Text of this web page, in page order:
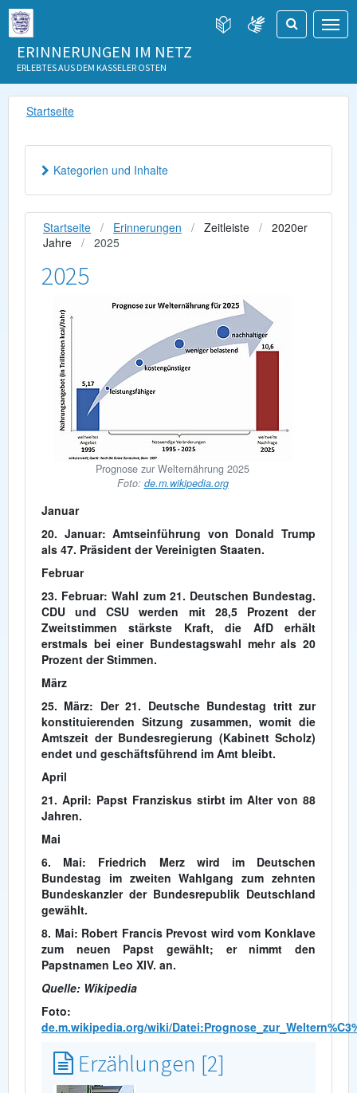
ERINNERUNGEN IM NETZ
ERLEBTES AUS DEM KASSELER OSTEN
Startseite
Startseite Erinnerungen Zeitleiste
2020er
Jahre
2025
2025
Prognose zur Welternährung 2025
Foto: de.m.wikipedia.org
Januar
20. Januar: Amtseinführung von Donald Trump
als 47. Präsident der Vereinigten Staaten.
Februar
23. Februar: Wahl zum 21. Deutschen Bundestag.
CDU und CSU werden mit 28,5 Prozent der
Zweitstimmen stärkste Kraft, die AfD erhält
erstmals bei einer Bundestagswahl mehr als 20
Prozent der Stimmen.
März
25. März: Der 21. Deutsche Bundestag tritt zur
konstituierenden Sitzung zusammen, womit die
Amtszeit der Bundesregierung (Kabinett Scholz)
endet und geschäftsführend im Amt bleibt.
April
21. April: Papst Franziskus stirbt im Alter von 88
Jahren.
Mai
6. Mai: Friedrich Merz wird im Deutschen
Bundestag im zweiten Wahlgang zum zehnten
Bundeskanzler der Bundesrepublik Deutschland
gewählt.
8. Mai: Robert Francis Prevost wird vom Konklave
zum neuen Papst gewählt; er nimmt den
Papstnamen Leo XIV. an.
Quelle: Wikipedia
Foto:
de.m.wikipedia.org/wiki/
Erzählungen [2]
Kategorien und Inhalte